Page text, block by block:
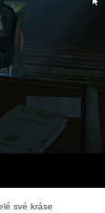
své kráse